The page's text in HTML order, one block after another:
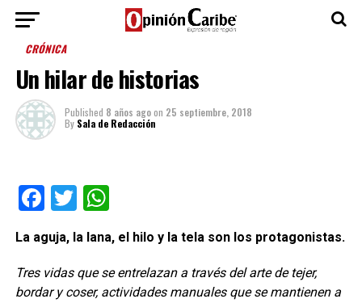
CRÓNICA
Un hilar de historias
Published 8 años agoon 25 septiembre, 2018
By Sala de Redacción
Facebook
TwitterWhatsApp
La aguja, la lana, el hilo y la tela son los protagonistas.
Tres vidas que se entrelazan a través del arte de tejer,
bordar y coser, actividades manuales que se mantienen a